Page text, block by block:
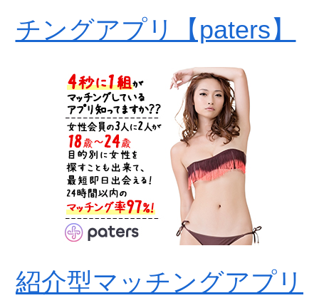
チングアプリ【paters】
紹介型マッチングアプリ